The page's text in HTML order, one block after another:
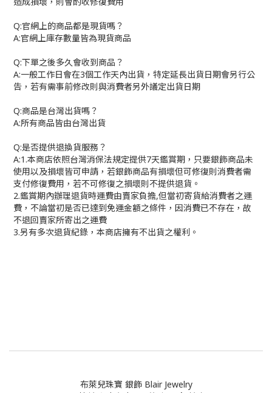
Q:官網上的商品都是現貨嗎？
A:官網上庫存數量皆為現貨商品
Q:下單之後多久會收到商品？
A:一般工作日會在3個工作天內出貨，特定延長出貨日期會另行公
告，若有需事前修改則與消費者另外議定出貨日期
Q:商品是台灣出貨嗎？
A:所有商品皆由台灣出貨
Q:是否提供退換貨服務？
A:1.本商店依照台灣消保法規定提供7天鑑賞期，只要銀飾商品未
使用以及損壞皆可申請，若銀飾商品有損壞但可修復則消費者需
支付修復費用，若不可修復之損壞則不提供退貨。
2.鑑賞期內辦理退貨時運費由賣家負擔,但當初寄貨給消費者之運
費，不論當初是否已達到免運金額之條件，因消費已不存在，故
不退回賣家所寄出之運費
3.另有多次退貨紀錄，本商店擁有不出貨之權利。
布萊兒珠寶 銀飾 Blair Jewelry